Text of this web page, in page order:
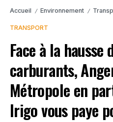
Accueil / Environnement /
TRANSPORT
Face à la hausse
carburants,
Métropole en
Irigo vous paye